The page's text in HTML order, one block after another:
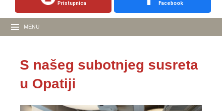
Pristupnica Facebook
MENU
S našeg subotnjeg susreta
u Opatiji